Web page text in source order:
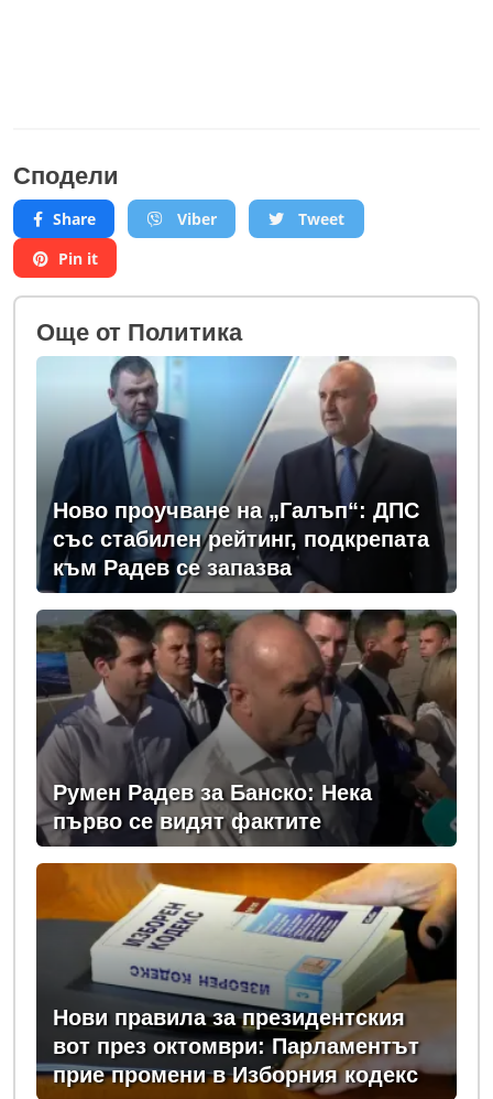
Сподели
Share Viber
Tweet
Pin it
Oще от Политика
Ново проучване на „Галъп“: ДПС
със стабилен рейтинг, подкрепата
към Радев се запазва
Румен Радев за Банско: Нека
първо се видят фактите
Нови правила за президентския
вот през октомври: Парламентът
прие промени в Изборния кодекс